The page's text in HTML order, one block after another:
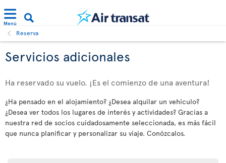
Menú
Reserva
Servicios adicionales
Ha reservado su vuelo. ¡Es el comienzo de una aventura!
¿Ha pensado en el alojamiento? ¿Desea alquilar un vehículo?
¿Desea ver todos los lugares de interés y actividades? Gracias a
nuestra red de socios cuidadosamente seleccionada, es más fácil
que nunca planificar y personalizar su viaje. Conózcalos.